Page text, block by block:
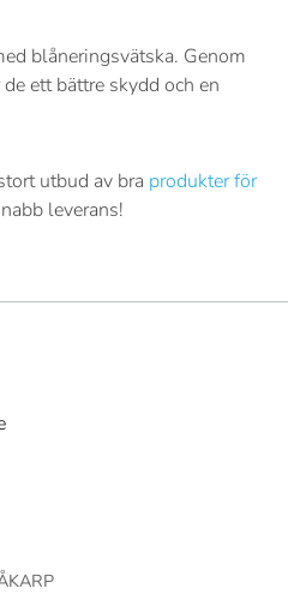
blåneringsvätska. Genom
ett bättre skydd och en
utbud av bra produkter för
leverans!